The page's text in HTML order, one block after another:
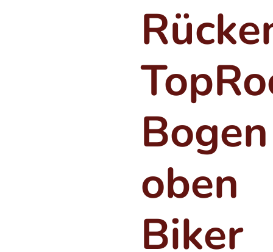
Bogen
oben
Biker